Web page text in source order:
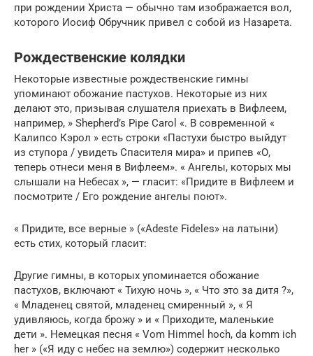
при рождении Христа — обычно там изображается вол,
которого Иосиф Обручник привел с собой из Назарета.
Рождественские колядки
Некоторые известные рождественские гимны
упоминают обожание пастухов. Некоторые из них
делают это, призывая слушателя приехать в Вифлеем,
например, » Shepherd’s Pipe Carol «. В современной «
Калипсо Кэрол » есть строки «Пастухи быстро выйдут
из ступора / увидеть Спасителя мира» и припев «О,
теперь отнеси меня в Вифлеем». « Ангелы, которых мы
слышали на Небесах », — гласит: «Придите в Вифлеем и
посмотрите / Его рождение ангелы поют».
« Придите, все верные » («Adeste Fideles» на латыни)
есть стих, который гласит:
Другие гимны, в которых упоминается обожание
пастухов, включают « Тихую ночь », « Что это за дитя ?»,
« Младенец святой, младенец смиренный », « Я
удивляюсь, когда брожу » и « Приходите, маленькие
дети ». Немецкая песня « Vom Himmel hoch, da komm ich
her » («Я иду с небес на землю») содержит несколько